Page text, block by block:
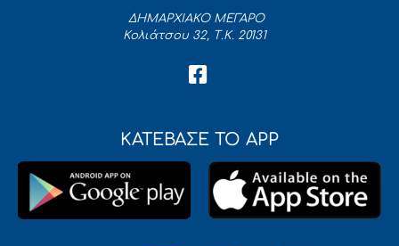
ΔΗΜΑΡΧΙΑΚΟ ΜΕΓΑΡΟ
Κολιάτσου 32, Τ.Κ. 20131
ΚΑΤΕΒΑΣΕ ΤΟ APP